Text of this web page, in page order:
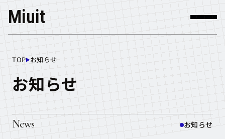
Miuit
TOP お知らせ
お知らせ
News お知らせ